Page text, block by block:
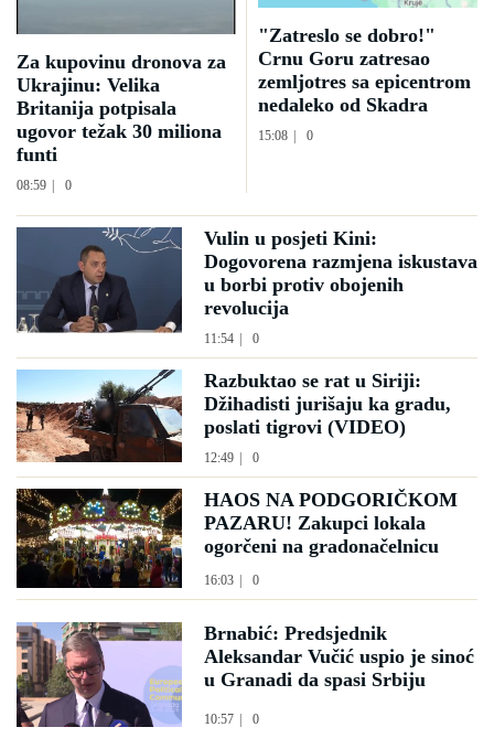
Za kupovinu dronova za
Ukrajinu: Velika
Britanija potpisala
ugovor težak 30 miliona
funti
08:59 0
"Zatreslo se dobro!"
Crnu Goru zatresao
zemljotres sa epicentrom
nedaleko od Skadra
15:08 | 0
Vulin u posjeti Kini:
Dogovorena razmjena iskustava
u borbi protiv obojenih
revolucija
11:54 0
Razbuktao se rat u Siriji:
Džihadisti jurišaju ka gradu,
poslati tigrovi (VIDEO)
12:49 0
HAOS NA PODGORIČKOM
PAZARU! Zakupci lokala
ogorčeni na gradonačelnicu
16:03 | 0
Brnabić: Predsjednik
Aleksandar Vučić uspio je sinoć
u Granadi da spasi Srbiju
10:57 | 0